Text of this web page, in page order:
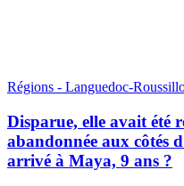
Régions - Languedoc-
Disparue, elle avait été
abandonnée aux côtés
arrivé à Maya, 9 ans ?